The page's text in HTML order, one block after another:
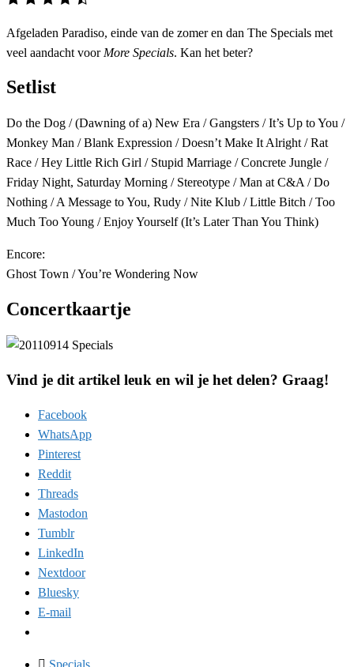
Afgeladen Paradiso, einde van de zomer en dan The Specials met
veel aandacht voor More Specials. Kan het beter?
Setlist
Do the Dog / (Dawning of a) New Era / Gangsters / It’s Up to You /
Monkey Man / Blank Expression / Doesn’t Make It Alright / Rat
Race / Hey Little Rich Girl / Stupid Marriage / Concrete Jungle /
Friday Night, Saturday Morning / Stereotype / Man at C&A / Do
Nothing / A Message to You, Rudy / Nite Klub / Little Bitch / Too
Much Too Young / Enjoy Yourself (It’s Later Than You Think)
Encore:
Ghost Town / You’re Wondering Now
Concertkaartje
Vind je dit artikel leuk en wil je het delen? Graag!
Facebook
WhatsApp
Pinterest
Reddit
Threads
Mastodon
Tumblr
LinkedIn
Nextdoor
Bluesky
E-mail
Specials